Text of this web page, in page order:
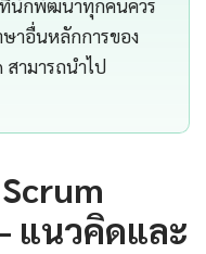
ที่นักพัฒนาทุกคนควร
ษาอื่นหลักการของ
สามารถนำไป
แนวคิดและ